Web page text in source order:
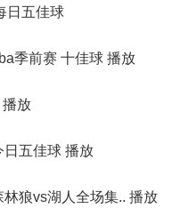
日五佳球
季前赛 十佳球 播放
放
日五佳球 播放
林狼vs湖人全场集.. 播放